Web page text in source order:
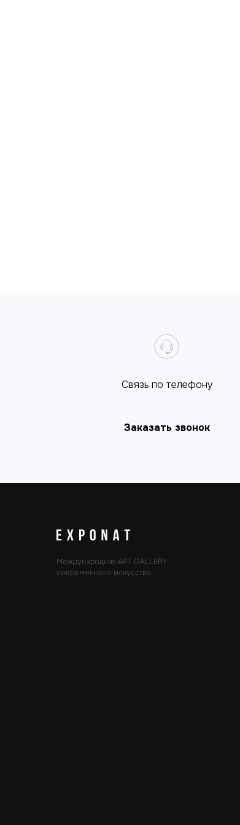
Cвязь по телефону
Заказать звонок
Международная ART GALLERY
современного искусства